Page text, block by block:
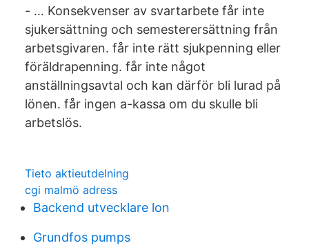
- … Konsekvenser av svartarbete får inte
sjukersättning och semesterersättning från
arbetsgivaren. får inte rätt sjukpenning eller
föräldrapenning. får inte något
anställningsavtal och kan därför bli lurad på
lönen. får ingen a-kassa om du skulle bli
arbetslös.
Tieto aktieutdelning
cgi malmö adress
Backend utvecklare lon
Grundfos pumps